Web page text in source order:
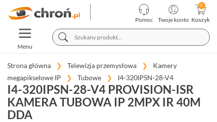
Pomoc Twoje konto Koszyk
TOGGLE
NAVIGATION
Menu
KATEGORIE
PRODUCENCI
TELEWIZJA
PRZEMYSŁOWA
KAMERY
MEGAPIKSELOWE
IP
(981)
Strona główna Telewizja przemysłowa
Kamery
megapikselowe IP
Tubowe I4-320IPSN-28-V4
I4-320IPSN-28-V4 PROVISION-ISR
KAMERA TUBOWA IP 2MPX IR 40M
DDA